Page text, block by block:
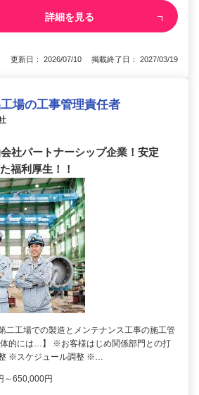
詳細を見る
更新日： 2026/07/10 掲載終了日： 2027/03/19
場の工事管理責任者
社パートナーシップ企業！安定
福利厚生！！
二工場での製造とメンテナンス工事の施工管
的には…】 ※お客様はじめ関係部門との打
※スケジュール調整 ※…
～650,000円